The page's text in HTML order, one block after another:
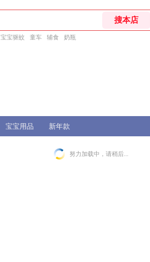
宝宝驱蚊 童车 辅食 奶瓶
宝宝用品 新年款
努力加载中，请稍后...